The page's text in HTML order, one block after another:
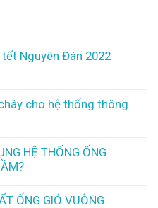
Nguyên Đán 2022
cho hệ thống thông
HỆ THỐNG ỐNG
ỐNG GIÓ VUÔNG